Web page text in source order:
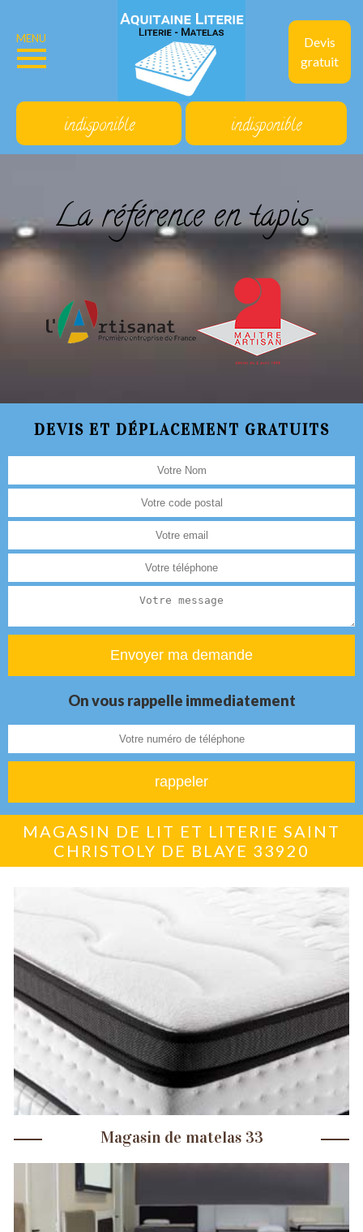
Devis
gratuit
MENU
indisponible indisponible
La référence en tapis
DEVIS ET DÉPLACEMENT GRATUITS
On vous rappelle immediatement
MAGASIN DE LIT ET LITERIE SAINT
CHRISTOLY DE BLAYE 33920
Magasin de matelas 33